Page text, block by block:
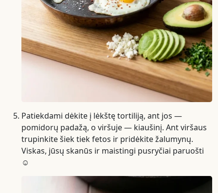
Patiekdami dėkite į lėkštę tortiliją, ant jos —
pomidorų padažą, o viršuje — kiaušinį. Ant viršaus
trupinkite šiek tiek fetos ir pridėkite žalumynų.
Viskas, jūsų skanūs ir maistingi pusryčiai paruošti
☺️